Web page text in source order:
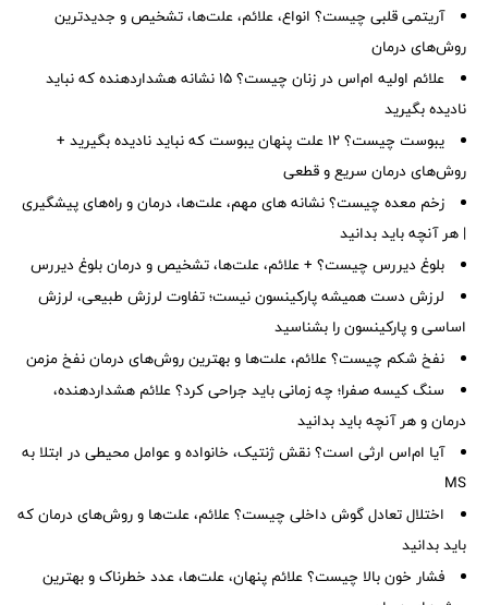
آریتمی قلبی چیست؟ انواع، علائم، علت‌ها، تشخیص و جدیدترین
روش‌های درمان
علائم اولیه ام‌اس در زنان چیست؟ ۱۵ نشانه هشداردهنده که نباید
نادیده بگیرید
یبوست چیست؟ ۱۲ علت پنهان یبوست که نباید نادیده بگیرید +
روش‌های درمان سریع و قطعی
زخم معده چیست؟ نشانه های مهم، علت‌ها، درمان و راه‌های پیشگیری
| هر آنچه باید بدانید
بلوغ دیررس چیست؟ + علائم، علت‌ها، تشخیص و درمان بلوغ دیررس
لرزش دست همیشه پارکینسون نیست؛ تفاوت لرزش طبیعی، لرزش
اساسی و پارکینسون را بشناسید
نفخ شکم چیست؟ علائم، علت‌ها و بهترین روش‌های درمان نفخ مزمن
سنگ کیسه صفرا؛ چه زمانی باید جراحی کرد؟ علائم هشداردهنده،
درمان و هر آنچه باید بدانید
آیا ام‌اس ارثی است؟ نقش ژنتیک، خانواده و عوامل محیطی در ابتلا به
MS
اختلال تعادل گوش داخلی چیست؟ علائم، علت‌ها و روش‌های درمان که
باید بدانید
فشار خون بالا چیست؟ علائم پنهان، علت‌ها، عدد خطرناک و بهترین